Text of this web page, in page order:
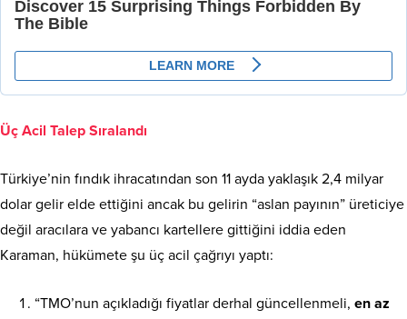
Üç Acil Talep Sıralandı
Türkiye’nin fındık ihracatından son 11 ayda yaklaşık 2,4 milyar
dolar gelir elde ettiğini ancak bu gelirin “aslan payının” üreticiye
değil aracılara ve yabancı kartellere gittiğini iddia eden
Karaman, hükümete şu üç acil çağrıyı yaptı:
“TMO’nun açıkladığı fiyatlar derhal güncellenmeli, en az